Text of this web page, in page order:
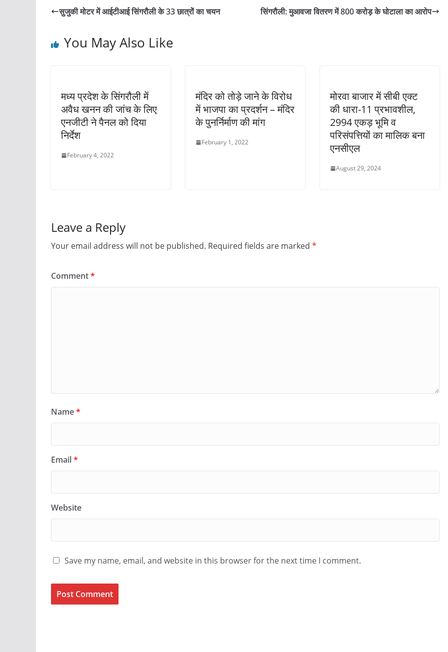
सुजुकी मोटर में आईटीआई सिंगरौली के 33 छात्रों का चयन सिंगरौली: मुआवजा वितरण में 800 करोड़ के घोटाला का आरोप
You May Also Like
मध्य प्रदेश के सिंगरौली में
अवैध खनन की जांच के लिए
एनजीटी ने पैनल को दिया
निर्देश
February 4, 2022
मंदिर को तोड़े जाने के विरोध
में भाजपा का प्रदर्शन – मंदिर
के पुनर्निर्माण की मांग
February 1, 2022
मोरवा बाजार में सीबी एक्ट
की धारा-11 प्रभावशील,
2994 एकड़ भूमि व
परिसंपत्तियों का मालिक बना
एनसीएल
August 29, 2024
Leave a Reply
Your email address will not be published. Required fields are marked *
Comment*
Name*
Email*
Website
Save my name, email, and website in this browser for the next time I comment.